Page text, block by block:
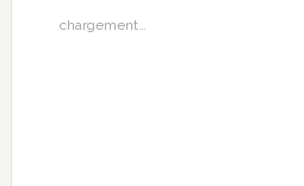
chargement…